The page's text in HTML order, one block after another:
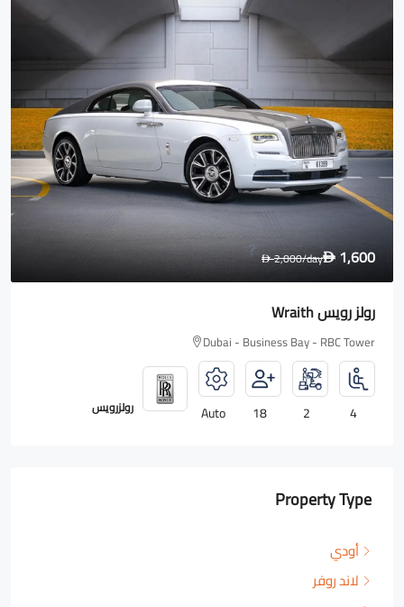
D 1,600
D2,000/day
رولز رويس Wraith
Dubai - Business Bay - RBC Tower
4
2
18
Auto رولزرويس
Property Type
أودي
لاند روفر